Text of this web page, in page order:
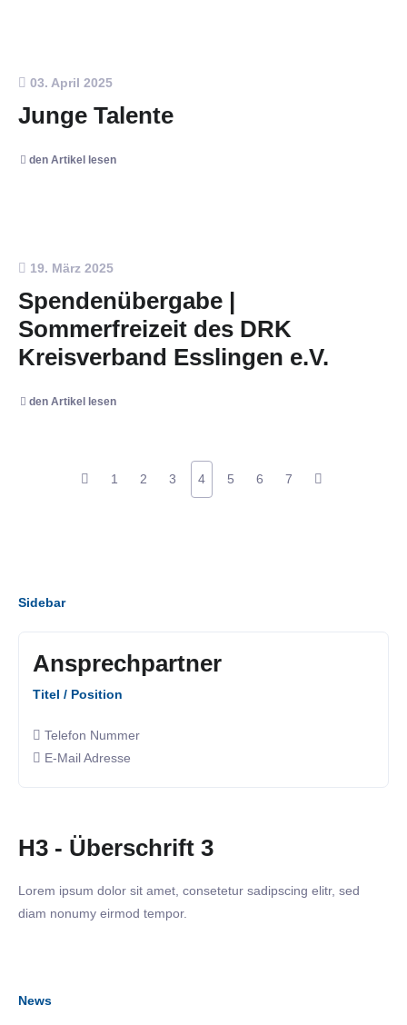
03. April 2025
Junge Talente
den Artikel lesen
19. März 2025
Spendenübergabe |
Sommerfreizeit des DRK
Kreisverband Esslingen e.V.
den Artikel lesen
1 2 3 4 5 6 7
Sidebar
Ansprechpartner
Titel / Position
Telefon Nummer
E-Mail Adresse
H3 - Überschrift 3
Lorem ipsum dolor sit amet, consetetur sadipscing elitr, sed
diam nonumy eirmod tempor.
News